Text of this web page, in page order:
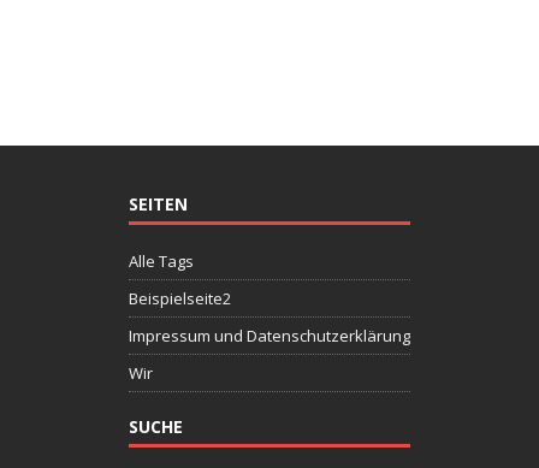
SEITEN
Alle Tags
Beispielseite2
Impressum und Datenschutzerklärung
Wir
SUCHE